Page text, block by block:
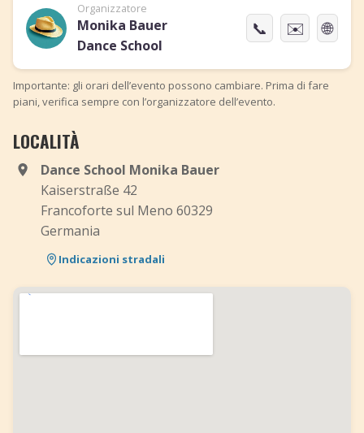
Organizzatore
Monika Bauer
Dance School
📞 ✉️ 🌐
Importante: gli orari dell’evento possono cambiare. Prima di fare
piani, verifica sempre con l’organizzatore dell’evento.
LOCALITÀ
Dance School Monika Bauer
Kaiserstraße 42
Francoforte sul Meno 60329
Germania
Indicazioni stradali